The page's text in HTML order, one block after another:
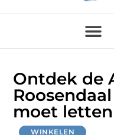
Ontdek de
moet letten
WINKELEN